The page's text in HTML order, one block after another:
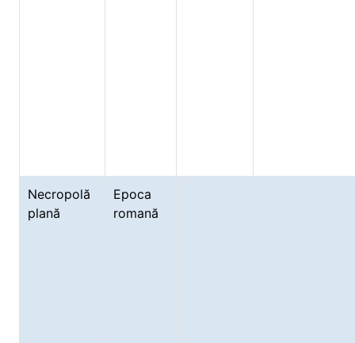
Necropolă
plană
Epoca
romană